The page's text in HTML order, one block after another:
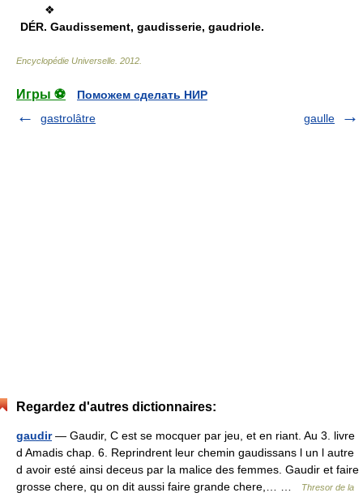
❖
DÉR. Gaudissement, gaudisserie, gaudriole.
Encyclopédie Universelle 2012
Игры ⚽
Поможем сделать НИР
gastrolâtre
gaulle
Regardez d'autres dictionnaires:
gaudir— Gaudir, C est se mocquer par jeu, et en riant. Au 3. livre
d Amadis chap. 6. Reprindrent leur chemin gaudissans l un l autre
d avoir esté ainsi deceus par la malice des femmes. Gaudir et faire
grosse chere, qu on dit aussi faire grande chere,… …
Thresor de la